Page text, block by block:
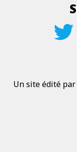
Un site édité